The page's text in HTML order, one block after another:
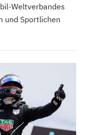
Weltverbandes
und Sportlichen